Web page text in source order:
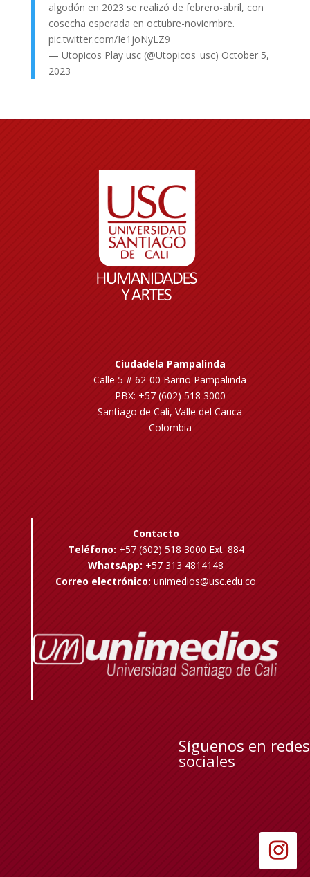
algodón en 2023 se realizó de febrero-abril, con
cosecha esperada en octubre-noviembre.
pic.twitter.com/Ie1joNyLZ9
— Utopicos Play usc (@Utopicos_usc) October 5,
2023
Ciudadela Pampalinda
Calle 5 # 62-00 Barrio Pampalinda
PBX: +57 (602) 518 3000
Santiago de Cali, Valle del Cauca
Colombia
Contacto
Teléfono: +57 (602) 518 3000 Ext. 884
WhatsApp: +57 313 4814148
Correo electrónico: unimedios@usc.edu.co
Síguenos en redes
sociales